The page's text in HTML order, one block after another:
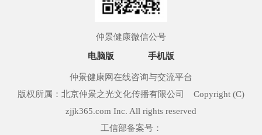
仲景健康微信公号
电脑版 手机版
仲景健康网在线咨询与交流平台
版权所属：北京仲景之光文化传播有限公司 Copyright (C)
zjjk365.com Inc. All rights reserved
工信部备案号：